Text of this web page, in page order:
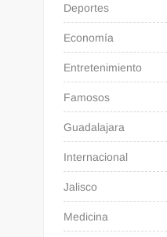
Deportes
Economía
Entretenimiento
Famosos
Guadalajara
Internacional
Jalisco
Medicina